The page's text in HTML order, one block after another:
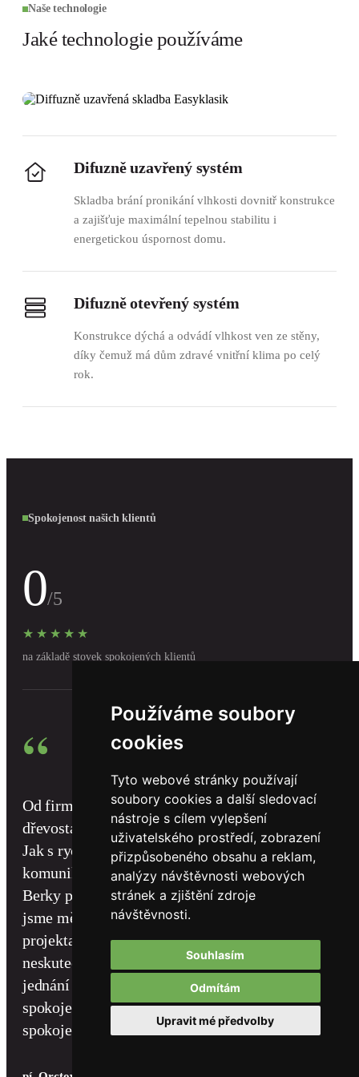
Používáme soubory
cookies
Tyto webové stránky používají
soubory cookies a další sledovací
nástroje s cílem vylepšení
uživatelského prostředí, zobrazení
přizpůsobeného obsahu a reklam,
analýzy návštěvnosti webových
stránek a zjištění zdroje
návštěvnosti.
Souhlasím
Odmítám
Upravit mé předvolby
Naše technologie
Jaké technologie používáme
Difuzně uzavřený systém
Skladba brání pronikání vlhkosti dovnitř konstrukce
a zajišťuje maximální tepelnou stabilitu i
energetickou úspornost domu.
Difuzně otevřený systém
Konstrukce dýchá a odvádí vlhkost ven ze stěny,
díky čemuž má dům zdravé vnitřní klima po celý
rok.
Spokojenost našich klientů
0/5
★★★★★
na základě stovek spokojených klientů
“
Od firmy EasyHomes jsem si nechala postavit
dřevostavbu 12x4m. A jsem nad míru spokojená.
Jak s rychlostí a průběhem stavby tak i s
komunikací při stavbě od stavbyvedoucího p.
Berky po řemeslníky byla úžasná. Ze začátku
jsme měli nemalé problémy, ale díky
projektantovi panu Hesovi, který měl
neskutečnou trpělivost se vše vyřešilo. Tak i
jednání s panem Bednářem byla vždy k úplné
spokojenosti a vždy našel řešení k naší
spokojenosti. Velký dík i všem řemeslníkům.